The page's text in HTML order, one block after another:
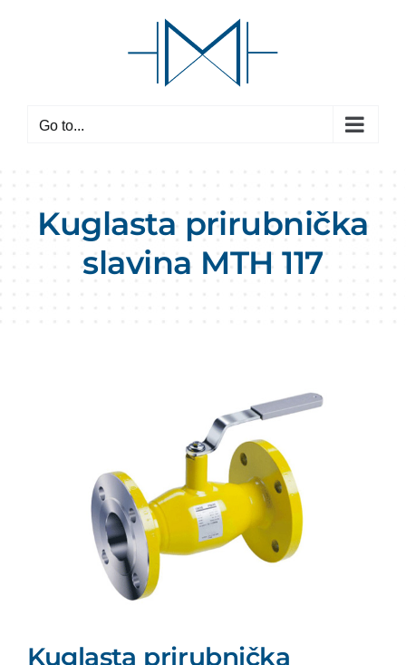
Go to...
Kuglasta prirubnička
slavina MTH 117
Kuglasta prirubnička